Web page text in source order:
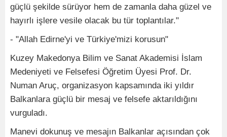
güçlü şekilde sürüyor hem de zamanla daha güzel ve
hayırlı işlere vesile olacak bu tür toplantılar."
- "Allah Edirne'yi ve Türkiye'mizi korusun"
Kuzey Makedonya Bilim ve Sanat Akademisi İslam
Medeniyeti ve Felsefesi Öğretim Üyesi Prof. Dr.
Numan Aruç, organizasyon kapsamında iki yıldır
Balkanlara güçlü bir mesaj ve felsefe aktarıldığını
vurguladı.
Manevi dokunuş ve mesajın Balkanlar açısından çok